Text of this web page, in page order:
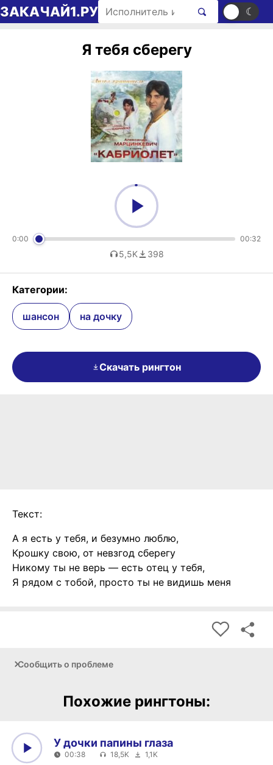
Перейти к содержимому
ЗАКАЧАЙ1.РУ Поиск рингтонов ☀ ☾
Я тебя сберегу
0:00 00:32
5,5K 398
Категории:
шансон на дочку
Скачать рингтон
Текст:
А я есть у тебя, и безумно люблю,
Крошку свою, от невзгод сберегу
Никому ты не верь — есть отец у тебя,
Я рядом с тобой, просто ты не видишь меня
Сообщить о проблеме
Похожие рингтоны:
У дочки папины глаза
00:38 18,5K 1,1K